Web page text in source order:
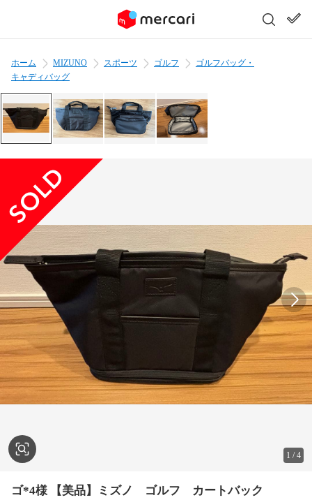
ホーム MIZUNO スポーツ ゴルフ
ゴルフバッグ・
キャディバッグ
1 /4
ゴ*4様 【美品】ミズノ ゴルフ カートバック